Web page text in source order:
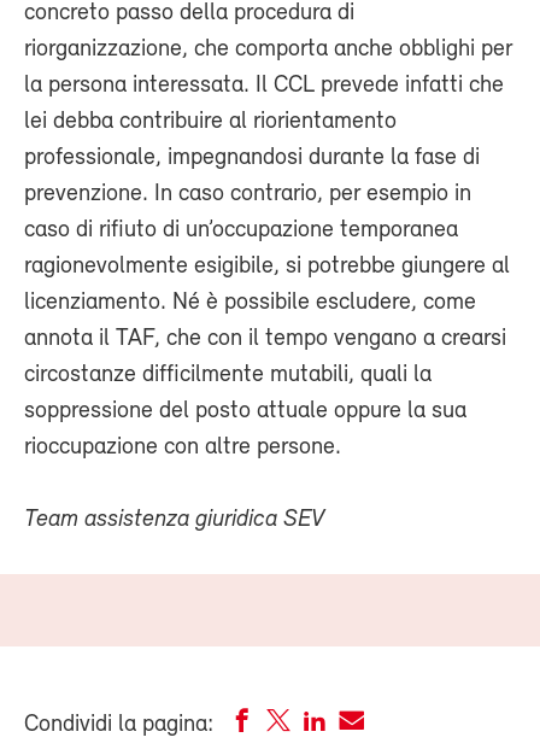
concreto passo della procedura di
riorganizzazione, che comporta anche obblighi per
la persona interessata. Il CCL prevede infatti che
lei debba contribuire al riorientamento
professionale, impegnandosi durante la fase di
prevenzione. In caso contrario, per esempio in
caso di rifiuto di un’occupazione temporanea
ragionevolmente esigibile, si potrebbe giungere al
licenziamento. Né è possibile escludere, come
annota il TAF, che con il tempo vengano a crearsi
circostanze difficilmente mutabili, quali la
soppressione del posto attuale oppure la sua
rioccupazione con altre persone.
Team assistenza giuridica SEV
Condividi la pagina: